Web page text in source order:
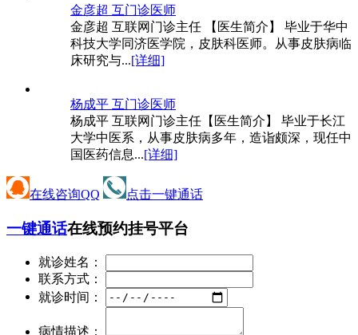
金彦超 互门诊医师
金彦超 互联网门诊主任 【医生简介】 毕业于华中
科技大学同济医学院，皮肤科医师。从事皮肤病临
床研究与...[详细]
杨成平 互门诊医师
杨成平 互联网门诊主任【医生简介】 毕业于长江
大学中医系，从事皮肤病多年，造诣颇深，现任中
国医药信息...[详细]
在线咨询QQ 点击一键通话
一键通话在线预约挂号平台
就诊姓名：
联系方式：
就诊时间：
病情描述：